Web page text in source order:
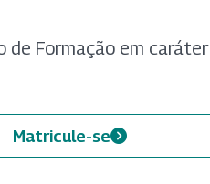
de Formação em caráter
Matricule-se